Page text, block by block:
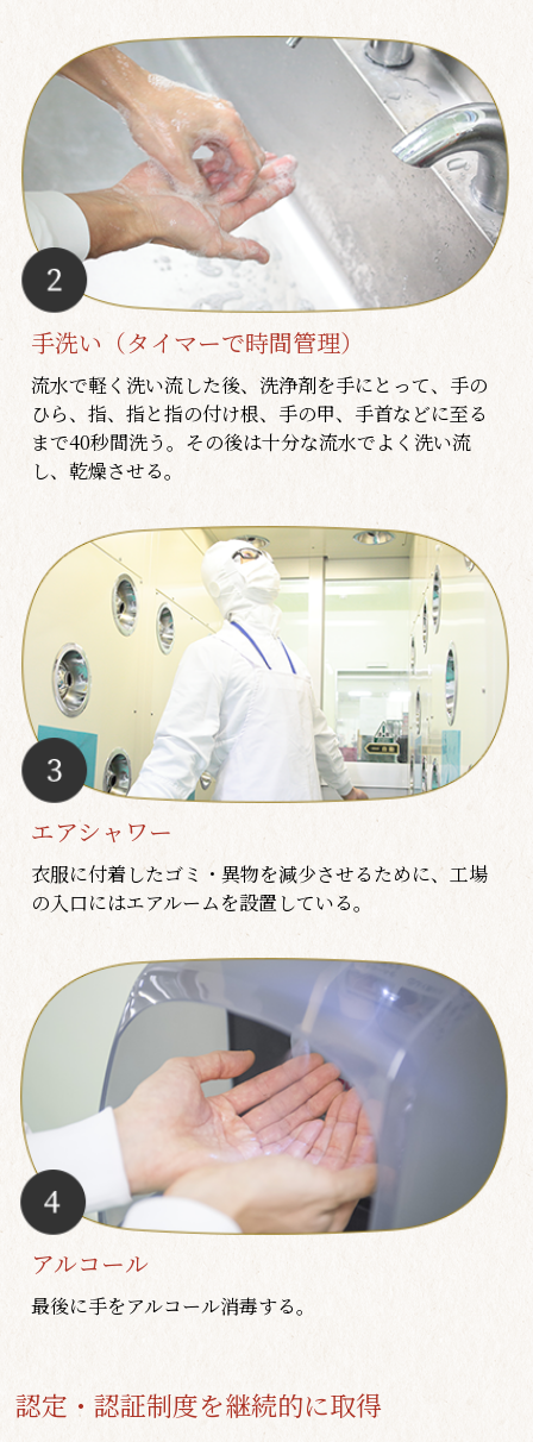
手洗い（タイマーで時間管理）
流水で軽く洗い流した後、洗浄剤を手にとって、手の
ひら、指、指と指の付け根、手の甲、手首などに至る
まで40秒間洗う。その後は十分な流水でよく洗い流
し、乾燥させる。
エアシャワー
衣服に付着したゴミ・異物を減少させるために、工場
の入口にはエアルームを設置している。
アルコール
最後に手をアルコール消毒する。
認定・認証制度を継続的に取得